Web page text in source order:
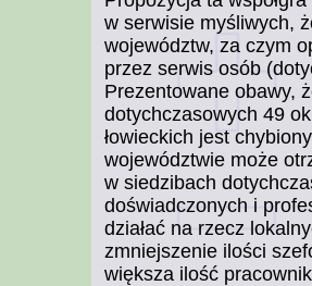
w serwisie myśliwych,
województw, za czym
przez serwis osób
Prezentowane obawy,
dotychczasowych 49
łowieckich jest
województwie może
w siedzibach
doświadczonych i
działać na rzecz
zmniejszenie ilości
większa ilość